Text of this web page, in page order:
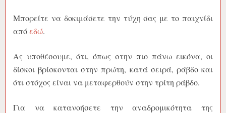
Μπορείτε να δοκιμάσετε την τύχη σας με το παιχνίδι
απόεδώ.
Ας υποθέσουμε, ότι, όπως στην πιο πάνω εικόνα, οι
δίσκοι βρίσκονται στην πρώτη, κατά σειρά, ράβδο και
ότι στόχος είναι να μεταφερθούν στην τρίτη ράβδο.
Για να κατανοήσετε την αναδρομικότητα της